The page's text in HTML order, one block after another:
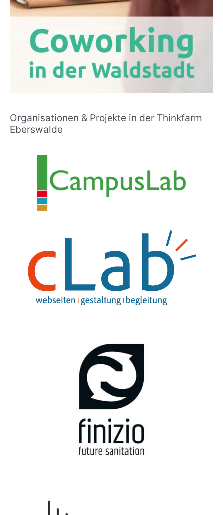
Organisationen & Projekte in der Thinkfarm
Eberswalde